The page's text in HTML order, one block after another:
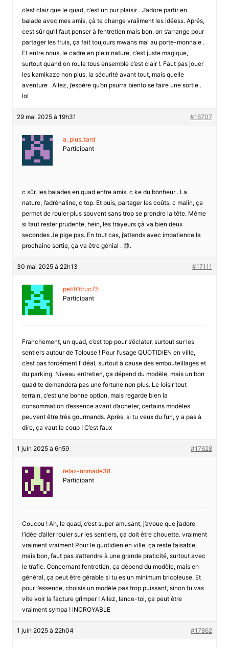
c’est clair que le quad, c’est un pur plaisir . J’adore partir en
balade avec mes amis, çà te change vraiiment les idéess. Aprés,
cest sûr qu’il faut penser à l’entretien mais bon, on s’arrange pour
partager les fruis, ça fait toujours mwans mal au porte-monnaie .
Et entre nous, le cadre en plein nature, c’est juste magique,
surtout quand on roule tous ensemble c’est clair !. Faut pas jouer
les kamikaze non plus, la sécurité avant tout, mais quelle
aventure . Allez, j’espère qu’on psurra biento se faire une sortie .
lol
29 mai 2025 à 19h31 #16707
a_plus_tard
Participant
c sûr, les balades en quad entre amis, c ke du bonheur . La
nature, l’adrénaline, c top. Et puis, partager les coûts, c malin, ça
permet de rouler plus souvent sans trop se prendre la tête. Même
si faut rester prudente, hein, les frayeurs çà va bien deux
secondes Je pige pas. En tout cas, j’attends avec impatience la
prochaine sortie, ça va être génial . 😄.
30 mai 2025 à 22h13 #17111
petitOtruc75
Participant
Franchement, un quad, c’est top pour s’éclater, surtout sur les
sentiers autour de Tolouse ! Pour l’usage QUOTIDIEN en ville,
c’est pas forcément l’idéal, surtout à cause des embouteillages et
du parking. Niveau entretien, ça dépend du modèle, mais un bon
quad te demandera pas une fortune non plus. Le loisir tout
terrain, c’est une bonne option, mais regarde bien la
consommation d’essence avant d’acheter, certains modèles
peuvent être très gourmands. Après, si tu veux du fun, y a pas à
dire, ça vaut le coup ! C’est faux
1 juin 2025 à 6h59 #17628
relax-nomade38
Participant
Coucou ! Ah, le quad, c’est super amusant, j’avoue que j’adore
l’idée d’aller rouler sur les sentiers, ça doit être chouette. vraiment
vraiment vraiment Pour le quotidien en ville, ça reste faisable,
mais bon, faut pas s’attendre à une grande praticité, surtout avec
le trafic. Concernant l’entretien, ça dépend du modèle, mais en
général, ça peut être gérable si tu es un minimum bricoleuse. Et
pour l’essence, choisis un modèle pas trop puissant, sinon tu vas
vite voir la facture grimper ! Allez, lance-toi, ça peut être
vraiment sympa ! INCROYABLE
1 juin 2025 à 22h04 #17862